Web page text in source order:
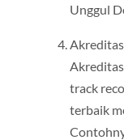
Unggul
track
terbaik